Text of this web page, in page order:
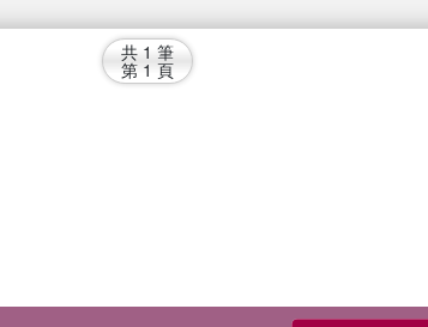
共 1 筆
第 1 頁